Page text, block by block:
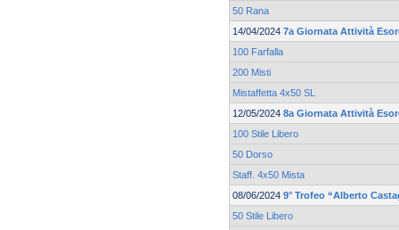
50 Rana
14/04/2024 7a Giornata Attività
100 Farfalla
200 Misti
Mistaffetta 4x50 SL
12/05/2024 8a Giornata Attività
100 Stile Libero
50 Dorso
Staff. 4x50 Mista
08/06/2024 9° Trofeo “Alberto
50 Stile Libero